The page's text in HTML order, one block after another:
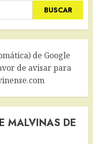
de Google
de avisar para
MALVINAS DE